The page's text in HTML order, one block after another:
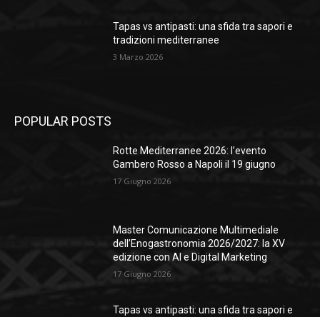
Tapas vs antipasti: una sfida tra sapori e
tradizioni mediterranee
3 Marzo 2026
POPULAR POSTS
Rotte Mediterranee 2026: l’evento
Gambero Rosso a Napoli il 19 giugno
17 Giugno 2026
Master Comunicazione Multimediale
dell’Enogastronomia 2026/2027: la XV
edizione con AI e Digital Marketing
17 Giugno 2026
Tapas vs antipasti: una sfida tra sapori e